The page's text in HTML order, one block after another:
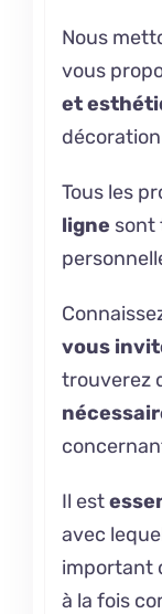
Nous
vous
et
Tous les
ligne sont
vous
trouverez
Il est
avec
important
à la fois